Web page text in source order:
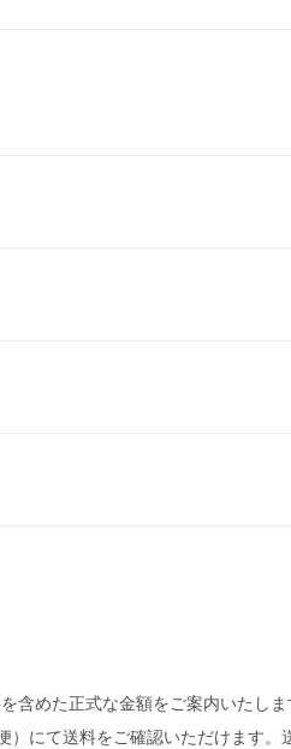
含めた正式な金額をご案内いたし
にて送料をご確認いただけます。